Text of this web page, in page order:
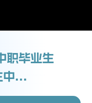
职毕业生
中...